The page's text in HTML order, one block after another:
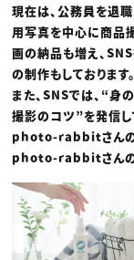
現在は、公務員を退職
用写真を中心に商品
画の納品も増え、
の制作もしております。
また、SNSでは、“身
撮影のコツ”を発信し
photo-rabbitさん
photo-rabbitさん